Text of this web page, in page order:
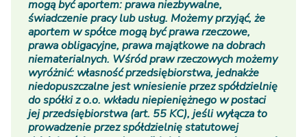
mogą być aportem: prawa niezbywalne,
świadczenie pracy lub usług. Możemy przyjąć, że
aportem w spółce mogą być prawa rzeczowe,
prawa obligacyjne, prawa majątkowe na dobrach
niematerialnych. Wśród praw rzeczowych możemy
wyróżnić: własność przedsiębiorstwa, jednakże
niedopuszczalne jest wniesienie przez spółdzielnię
do spółki z o.o. wkładu niepieniężnego w postaci
jej przedsiębiorstwa (art. 55 KC), jeśli wyłącza to
prowadzenie przez spółdzielnię statutowej